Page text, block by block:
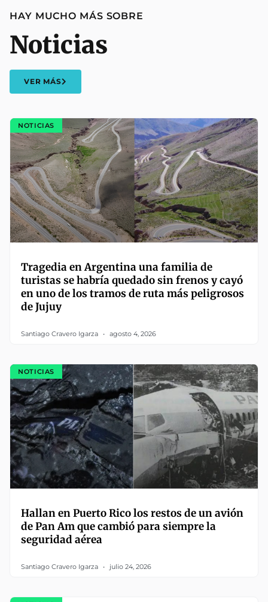
HAY MUCHO MÁS SOBRE
Noticias
VER MÁS
NOTICIAS
Tragedia en Argentina una familia de
turistas se habría quedado sin frenos y cayó
en uno de los tramos de ruta más peligrosos
de Jujuy
Santiago Cravero Igarza agosto 4, 2026
NOTICIAS
Hallan en Puerto Rico los restos de un avión
de Pan Am que cambió para siempre la
seguridad aérea
Santiago Cravero Igarza julio 24, 2026